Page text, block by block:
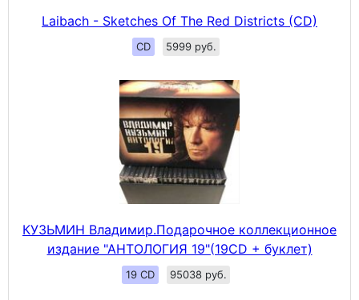
Laibach - Sketches Of The Red Districts (CD)
CD 5999 руб.
КУЗЬМИН Владимир.Подарочное коллекционное
издание "АНТОЛОГИЯ 19"(19CD + буклет)
19 CD 95038 руб.